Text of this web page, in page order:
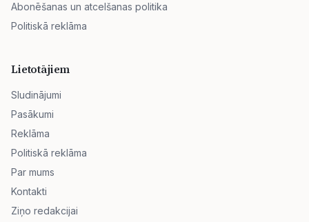
Abonēšanas un atcelšanas politika
Politiskā reklāma
Lietotājiem
Sludinājumi
Pasākumi
Reklāma
Politiskā reklāma
Par mums
Kontakti
Ziņo redakcijai